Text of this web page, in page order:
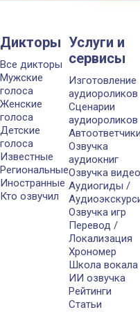
Дикторы
Все дикторы
Мужские
голоса
Женские
голоса
Детские
голоса
Известные
Региональные
Иностранные
Кто озвучил
Услуги и
сервисы
Изготовление
аудиороликов
Сценарии
аудиороликов
Автоответчики
Озвучка
аудиокниг
Озвучка видео
Аудиогиды /
Озвучка игр
Перевод /
Локализация
Хрономер
Школа вокала
ИИ озвучка
Рейтинги
Статьи